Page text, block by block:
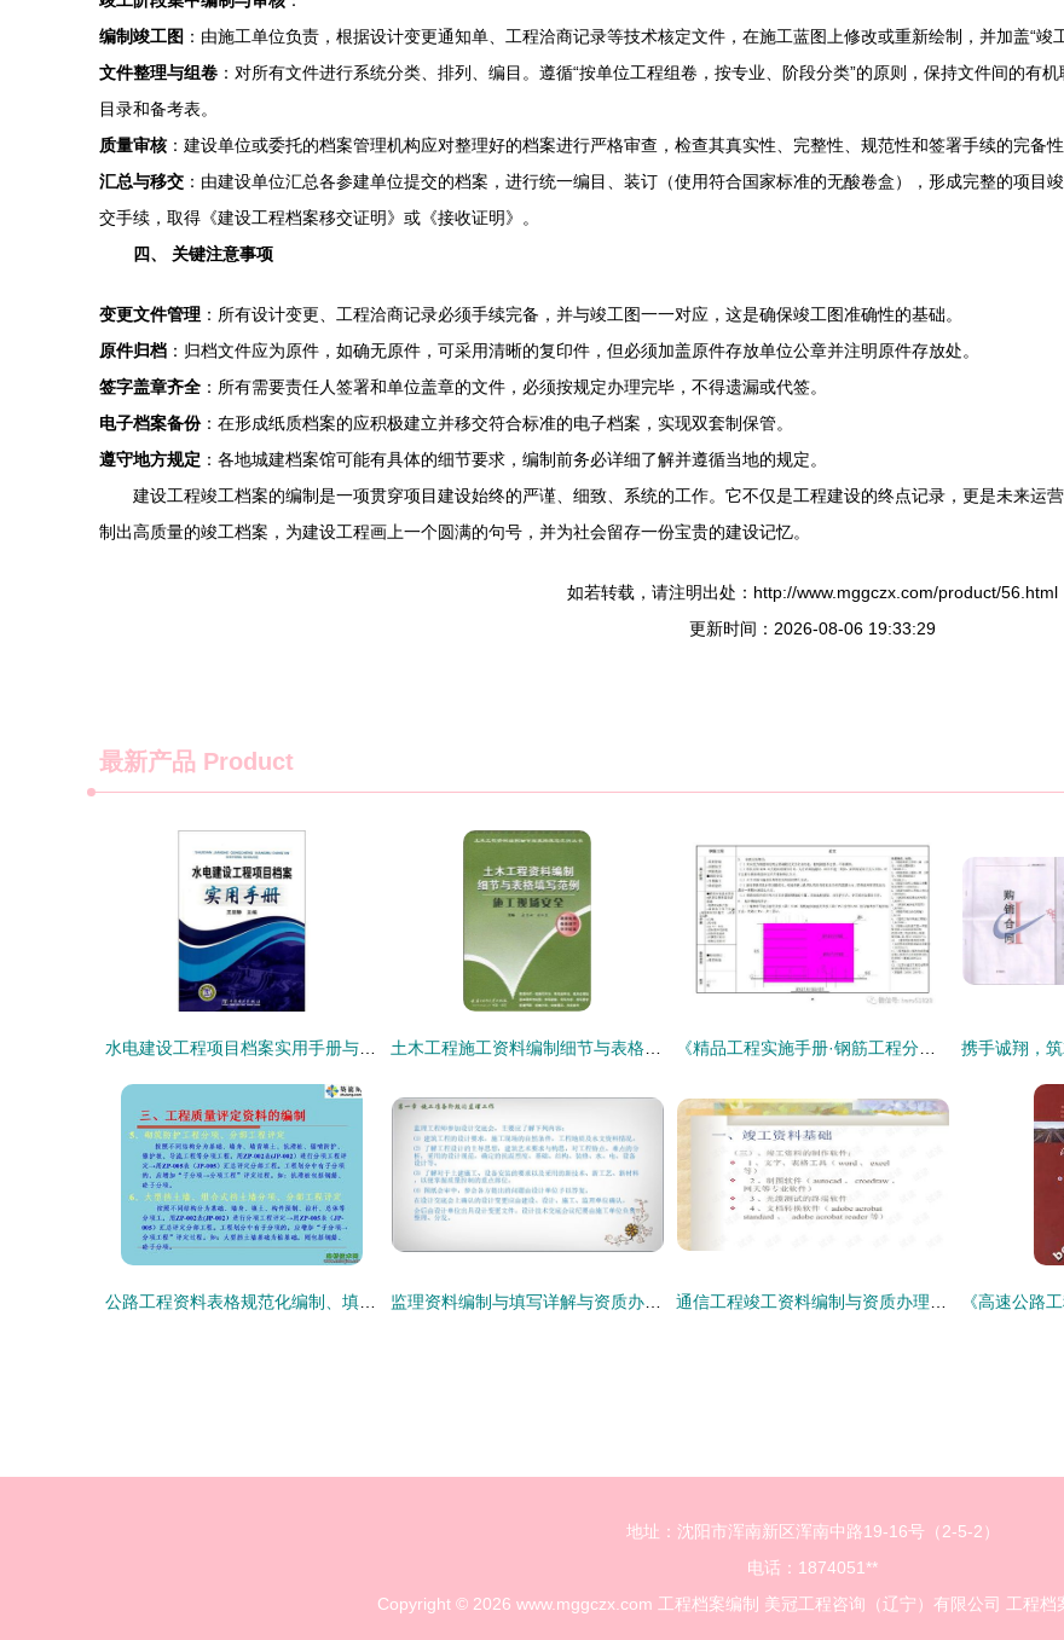
编制竣工图 ：由施工单位负责，根据设计变更通知单、工程洽商记录等技术核定文件，在施工蓝图上修改或重新绘制，并加盖“竣
文件整理与组卷 ：对所有文件进行系统分类、排列、编目。遵循“按单位工程组卷，按专业、阶段分类”的原则，保持文件间的有
目录和备考表。
质量审核 ：建设单位或委托的档案管理机构应对整理好的档案进行严格审查，检查其真实性、完整性、规范性和签署手续的完备性
汇总与移交 ：由建设单位汇总各参建单位提交的档案，进行统一编目、装订（使用符合国家标准的无酸卷盒），形成完整的项目
交手续，取得《建设工程档案移交证明》或《接收证明》。
四、 关键注意事项
变更文件管理 ：所有设计变更、工程洽商记录必须手续完备，并与竣工图一一对应，这是确保竣工图准确性的基础。
原件归档 ：归档文件应为原件，如确无原件，可采用清晰的复印件，但必须加盖原件存放单位公章并注明原件存放处。
签字盖章齐全 ：所有需要责任人签署和单位盖章的文件，必须按规定办理完毕，不得遗漏或代签。
电子档案备份：在形成纸质档案的应积极建立并移交符合标准的电子档案，实现双套制保管。
遵守地方规定 ：各地城建档案馆可能有具体的细节要求，编制前务必详细了解并遵循当地的规定。
建设工程竣工档案的编制是一项贯穿项目建设始终的严谨、细致、系统的工作。它不仅是工程建设的终点记录，更是未来运
制出高质量的竣工档案，为建设工程画上一个圆满的句号，并为社会留存一份宝贵的建设记忆。
如若转载，请注明出处：http://www.mggczx.com/product/56.html
更新时间：2026-08-06 19:33:29
最新产品 Product
地址：沈阳市浑南新区浑南中路19-16号（2-5-2）
电话：1874051**
Copyright © 2026 www.mggczx.com 工程档案编制 美冠工程咨询（辽宁）有限公司 工程档